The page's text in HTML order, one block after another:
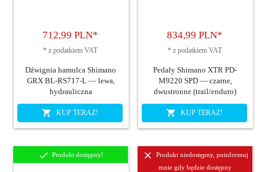
712,99 PLN*
* z podatkiem VAT
Dźwignia hamulca Shimano
GRX BL-RS717-L — lewa,
hydrauliczna
KUP TERAZ!
834,99 PLN*
* z podatkiem VAT
Pedały Shimano XTR PD-
M9220 SPD — czarne,
dwustronne (trail/enduro)
KUP TERAZ!
Produkt dostępny!
Produkt niedostępny, poinformuj
mnie gdy będzie dostępny